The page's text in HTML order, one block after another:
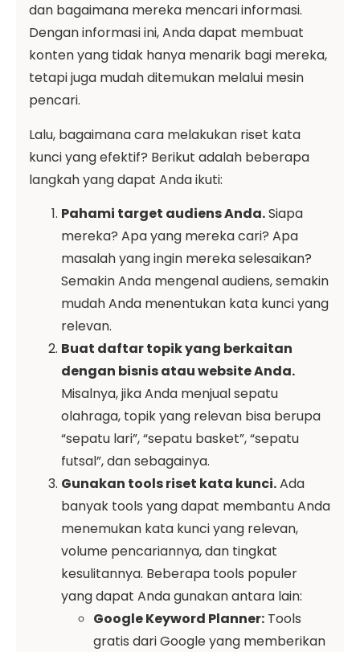
dan bagaimana mereka mencari informasi.
Dengan informasi ini, Anda dapat membuat
konten yang tidak hanya menarik bagi mereka,
tetapi juga mudah ditemukan melalui mesin
pencari.
Lalu, bagaimana cara melakukan riset kata
kunci yang efektif? Berikut adalah beberapa
langkah yang dapat Anda ikuti:
Pahami target audiens Anda.Siapa
mereka? Apa yang mereka cari? Apa
masalah yang ingin mereka selesaikan?
Semakin Anda mengenal audiens, semakin
mudah Anda menentukan kata kunci yang
relevan.
Buat daftar topik yang berkaitan
dengan bisnis atau website Anda.
Misalnya, jika Anda menjual sepatu
olahraga, topik yang relevan bisa berupa
“sepatu lari”, “sepatu basket”, “sepatu
futsal”, dan sebagainya.
Gunakan tools riset kata kunci.Ada
banyak tools yang dapat membantu Anda
menemukan kata kunci yang relevan,
volume pencariannya, dan tingkat
kesulitannya. Beberapa tools populer
yang dapat Anda gunakan antara lain:
Google Keyword Planner: Tools
gratis dari Google yang memberikan